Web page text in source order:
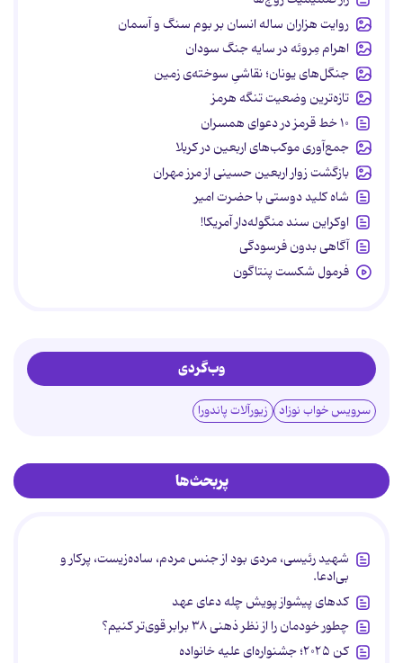
روایت هزاران ساله انسان بر بوم سنگ و آسمان
اهرام مِروئه در سایه جنگ سودان
جنگل‌های یونان؛ نقاشیِ سوخته‌ی زمین
تازه‌ترین وضعیت تنگه هرمز
۱۰ خط قرمز در دعوای همسران
جمع‌آوری موکب‌های اربعین در کربلا
بازگشت زوار اربعین حسینی از مرز مهران
شاه کلید دوستی با حضرت امیر
اوکراین سند منگوله‌دار آمریکا!
آگاهی بدون فرسودگی
فرمول شکست پنتاگون
وب‌گردی
سرویس خواب نوزاد زیورآلات پاندورا
پربحث‌ها
شهید رئیسی، مردی بود از جنس مردم، ساده‌زیست، پرکار و
بی‌ادعا.
کدهای پیشواز پویش چله دعای عهد
چطور خودمان را از نظر ذهنی ۳۸ برابر قوی‌تر کنیم؟
کن ۲۰۲۵؛ جشنواره‌ای علیه خانواده